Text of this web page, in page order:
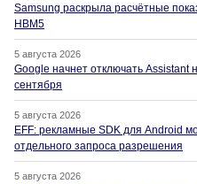
Samsung раскрыла расчётные
HBM5
5 августа 2026
Google начнет отключать Assistant
сентября
5 августа 2026
EFF: рекламные SDK для Android
отдельного запроса разрешения
5 августа 2026